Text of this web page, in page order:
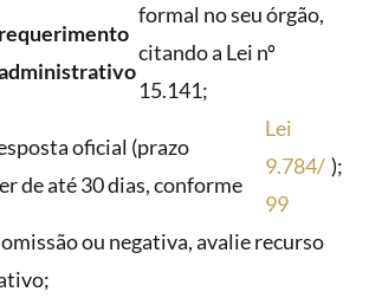
requerimento
formal no seu órgão,
citando a Lei nº
15.141;
oficial (prazo
de até 30 dias, conforme
Lei
9.784/
99
);
ou negativa, avalie recurso